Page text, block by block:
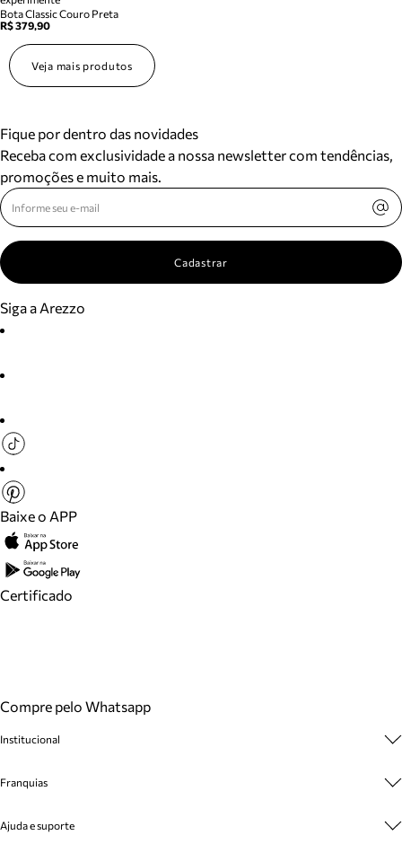
Bota Classic Couro Preta
R$ 379,90
Veja mais produtos
Fique por dentro das novidades
Receba com exclusividade a nossa newsletter com tendências,
promoções e muito mais.
Cadastrar
Siga a Arezzo
Baixe o APP
Certificado
Compre pelo Whatsapp
Institucional
Cashback
Venda Corporativa
Franquias
Plano de Negócio
Ajuda e suporte